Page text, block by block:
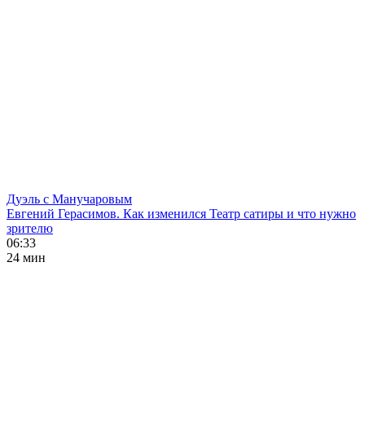
Дуэль с Манучаровым
Евгений Герасимов. Как изменился Театр сатиры и что нужно
зрителю
06:33
24 мин